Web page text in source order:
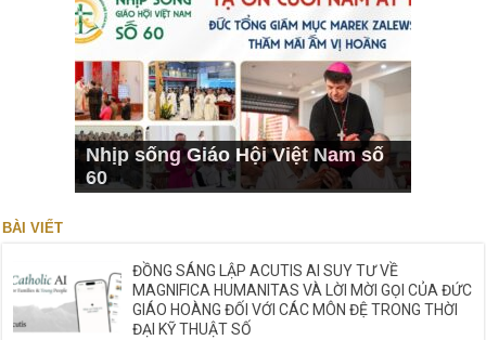
Nhịp sống Giáo Hội Việt Nam số
60
BÀI VIẾT
ĐỒNG SÁNG LẬP ACUTIS AI SUY TƯ VỀ
MAGNIFICA HUMANITAS VÀ LỜI MỜI GỌI CỦA ĐỨC
GIÁO HOÀNG ĐỐI VỚI CÁC MÔN ĐỆ TRONG THỜI
ĐẠI KỸ THUẬT SỐ